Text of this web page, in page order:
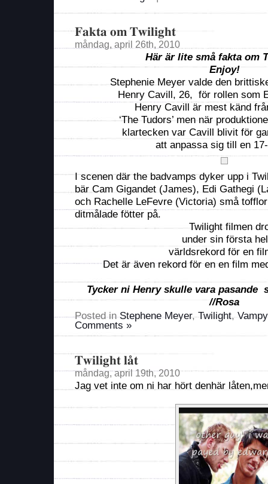
Fakta om Twilight
måndag, april 26th, 2010
Här är lite små fakta om
Enjoy!
Stephenie Meyer valde den
Henry Cavill, 26, för rollen som
Henry Cavill är mest känd
‘The Tudors’ men när
klartecken var Cavill blivit för
att anpassa sig till en
I scenen där the badvamps dyker upp i
bär Cam Gigandet (James), Edi Gathegi
och Rachelle LeFevre (Victoria) små
ditmålade fötter på.
Twilight filmen
under sin första
världsrekord för en
Det är även rekord för en en film
Tycker ni Henry skulle vara pasande
//Rosa
Posted inStephene Meyer,Twilight,
Comments »
Twilight låt
måndag, april 19th, 2010
Jag vet inte om ni har hört denhär